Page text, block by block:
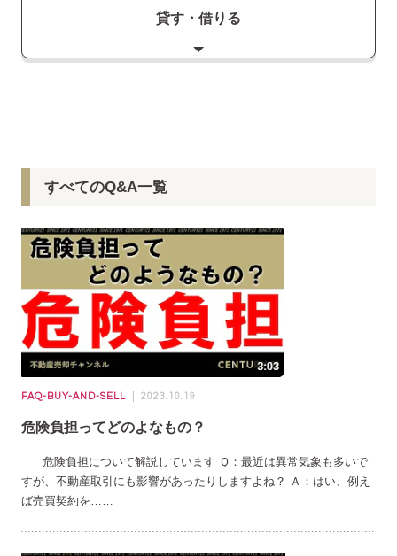
貸す・借りる
すべてのQ&A一覧
FAQ-BUY-AND-SELL 2023.10.19
危険負担ってどのよなもの？
危険負担について解説しています Ｑ：最近は異常気象も多いで
すが、不動産取引にも影響があったりしますよね？ Ａ：はい、例え
ば売買契約を……